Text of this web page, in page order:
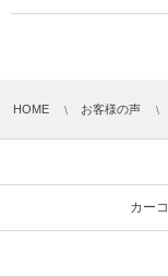
HOME お客様の声
カー